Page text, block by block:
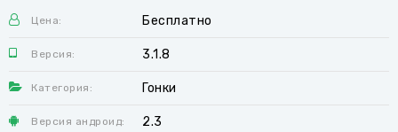
Цена: Бесплатно
Версия: 3.1.8
Категория: Гонки
Версия андроид: 2.3